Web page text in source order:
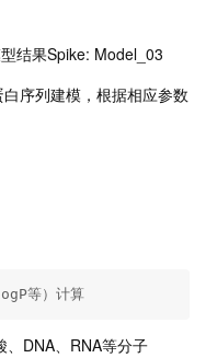
Spike: Model_03
序列建模，根据相应参数
等）计算
、DNA、RNA等分子